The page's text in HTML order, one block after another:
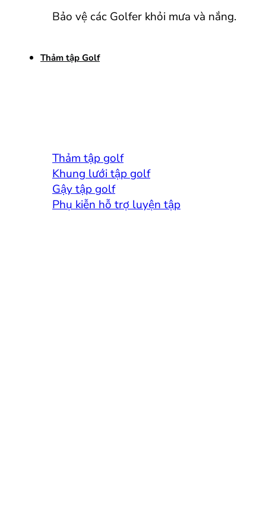
Bảo vệ các Golfer khỏi mưa và nắng.
Thảm tập Golf
Thảm tập golf
Khung lưới tập golf
Gậy tập golf
Phụ kiễn hỗ trợ luyện tập